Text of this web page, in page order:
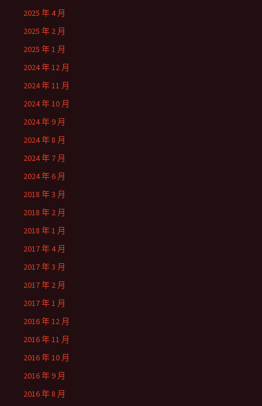
2025 年 4 月
2025 年 2 月
2025 年 1 月
2024 年 12 月
2024 年 11 月
2024 年 10 月
2024 年 9 月
2024 年 8 月
2024 年 7 月
2024 年 6 月
2018 年 3 月
2018 年 2 月
2018 年 1 月
2017 年 4 月
2017 年 3 月
2017 年 2 月
2017 年 1 月
2016 年 12 月
2016 年 11 月
2016 年 10 月
2016 年 9 月
2016 年 8 月